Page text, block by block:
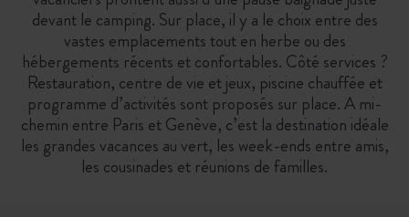
devant le camping. Sur place, il y a le choix entre des
vastes emplacements tout en herbe ou des
hébergements récents et confortables. Côté services ?
Restauration, centre de vie et jeux, piscine chauffée et
programme d’activités sont proposés sur place. A mi-
chemin entre Paris et Genève, c’est la destination idéale
les grandes vacances au vert, les week-ends entre amis,
les cousinades et réunions de familles.